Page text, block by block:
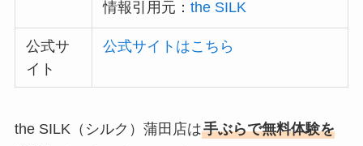
情報引用元：the SILK
公式サ
イト
公式サイトはこちら
the SILK（シルク）蒲田店は手ぶらで無料体験を